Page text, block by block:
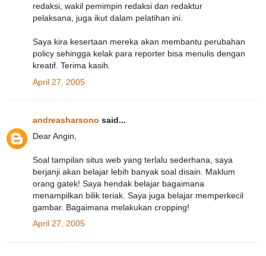
redaksi, wakil pemimpin redaksi dan redaktur
pelaksana, juga ikut dalam pelatihan ini.
Saya kira kesertaan mereka akan membantu perubahan
policy sehingga kelak para reporter bisa menulis dengan
kreatif. Terima kasih.
April 27, 2005
andreasharsono said...
Dear Angin,
Soal tampilan situs web yang terlalu sederhana, saya
berjanji akan belajar lebih banyak soal disain. Maklum
orang gatek! Saya hendak belajar bagaimana
menampilkan bilik teriak. Saya juga belajar memperkecil
gambar. Bagaimana melakukan cropping!
April 27, 2005